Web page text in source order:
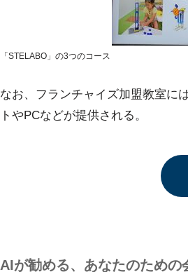
「STELABO」の3つのコース
なお、フランチャイズ加盟教室に
トやPCなどが提供される。
AIが勧める、あなたのための